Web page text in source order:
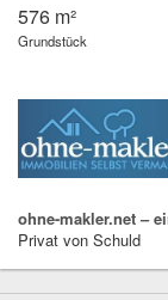
576 m²
Grundstück
ohne-makler.net –
Privat von Schuld